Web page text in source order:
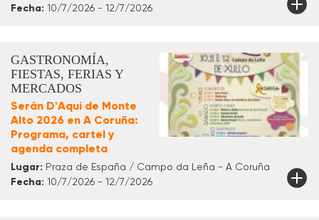
Fecha: 10/7/2026 - 12/7/2026
GASTRONOMÍA,
FIESTAS, FERIAS Y
MERCADOS
Serán D'Aqui de Monte
Alto 2026 en A Coruña:
Programa, cartel y
agenda completa
Lugar: Praza de España / Campo da Leña - A Coruña
Fecha: 10/7/2026 - 12/7/2026